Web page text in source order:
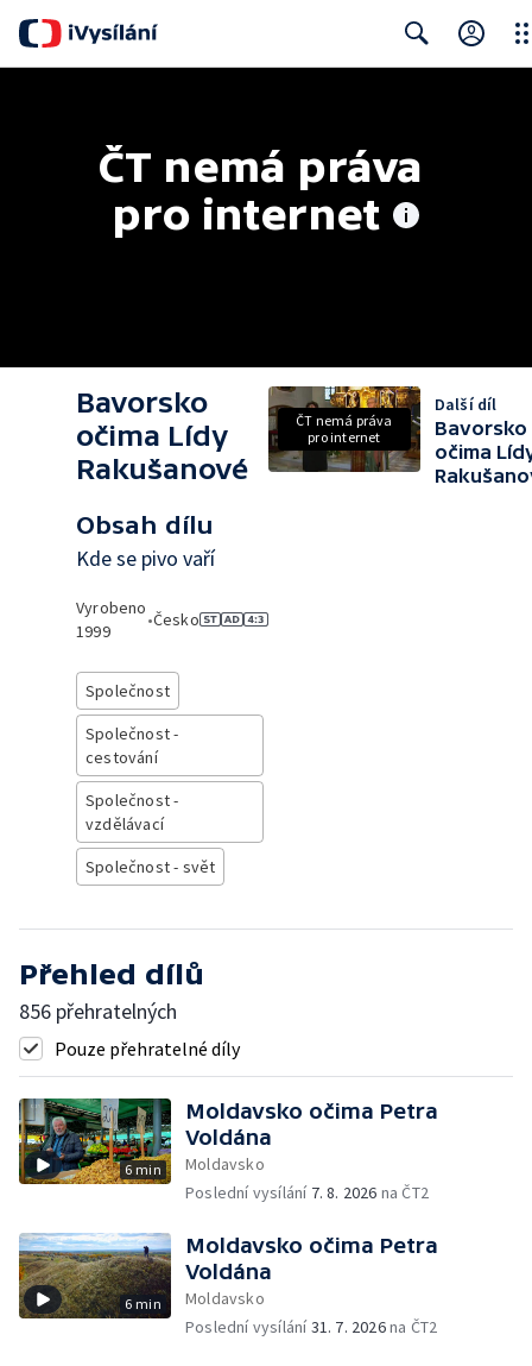
ČT nemá práva
pro internet
Bavorsko
očima Lídy
Rakušanové
Obsah dílu
Kde se pivo vaří
Vyrobeno
1999
•Česko
Společnost
Společnost -
cestování
Společnost -
vzdělávací
Společnost - svět
ČT nemá práva
pro internet
Další díl
Bavorsko
očima
Přehled dílů
856 přehratelných
Pouze přehratelné díly
6 min
Moldavsko očima Petra
Voldána
Moldavsko
Poslední vysílání 7. 8. 2026 na ČT2
6 min
Moldavsko očima Petra
Voldána
Moldavsko
Poslední vysílání31. 7. 2026na ČT2